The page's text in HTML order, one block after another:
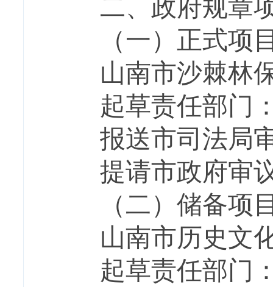
二、政府规章
（一）正式项
山南市沙棘林
起草责任部门
报送市司法局
提请市政府审
（二）储备项
山南市历史文
起草责任部门